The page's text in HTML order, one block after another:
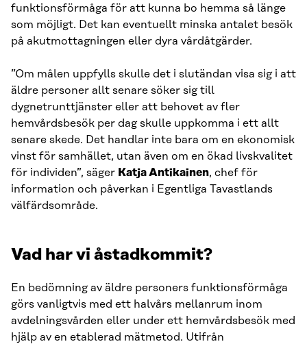
funktionsförmåga för att kunna bo hemma så länge
som möjligt. Det kan eventuellt minska antalet besök
på akutmottagningen eller dyra vårdåtgärder.
”Om målen uppfylls skulle det i slutändan visa sig i att
äldre personer allt senare söker sig till
dygnetrunttjänster eller att behovet av fler
hemvårdsbesök per dag skulle uppkomma i ett allt
senare skede. Det handlar inte bara om en ekonomisk
vinst för samhället, utan även om en ökad livskvalitet
för individen”, säger Katja Antikainen, chef för
information och påverkan i Egentliga Tavastlands
välfärdsområde.
Vad har vi åstadkommit?
En bedömning av äldre personers funktionsförmåga
görs vanligtvis med ett halvårs mellanrum inom
avdelningsvården eller under ett hemvårdsbesök med
hjälp av en etablerad mätmetod. Utifrån